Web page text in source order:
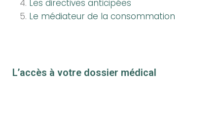
Les directives anticipées
Le médiateur de la consommation
L’accès à votre dossier médical